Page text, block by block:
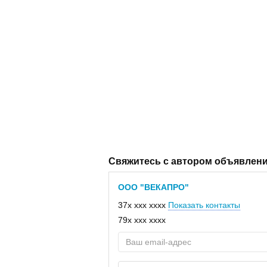
Свяжитесь с автором
ООО "ВЕКАПРО"
37x xxx xxxx Показать контакты
79x xxx xxxx